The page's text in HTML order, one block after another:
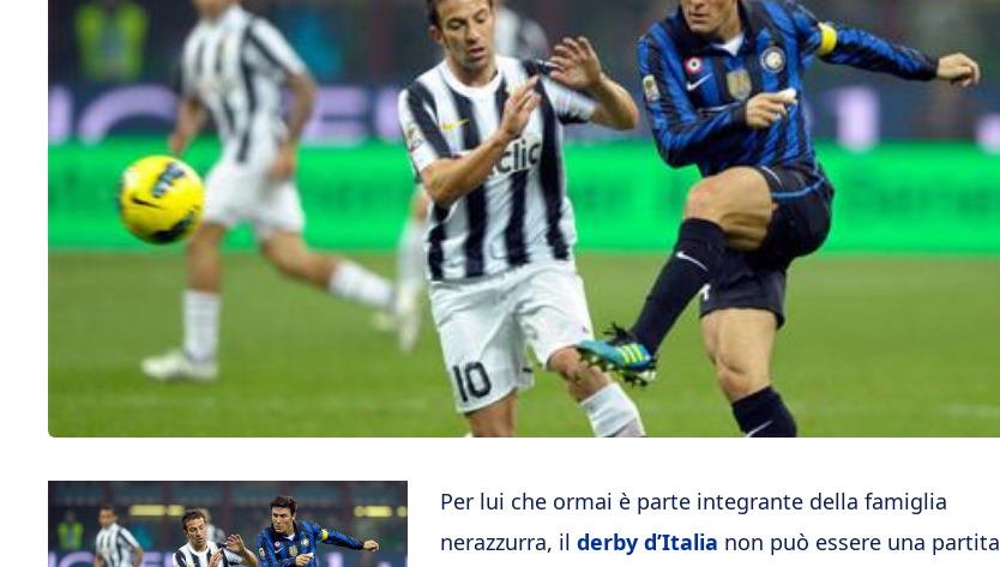
Per lui che ormai è parte integrante della famiglia
nerazzurra, il derby d’Italia non può essere una partita